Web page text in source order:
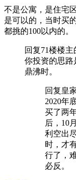
不是公寓，是住宅
是可以的，当时买
都挑的100以内的。
回复71楼楼主
你投资的思路
鼎沸时。
回复皇
2020年
买了两
后，10
利空出
时，才
行了，
必反。